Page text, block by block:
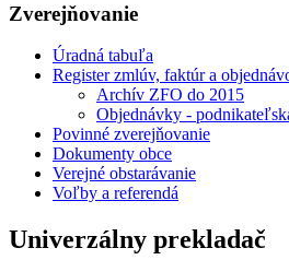
Zverejňovanie
Úradná tabuľa
Register zmlúv, faktúr a
Archív ZFO do 2015
Objednávky -
Povinné zverejňovanie
Dokumenty obce
Verejné obstarávanie
Voľby a referendá
Univerzálny prekladač